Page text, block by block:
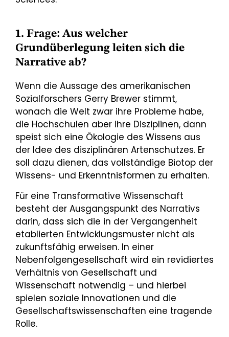
1. Frage: Aus welcher
Grundüberlegung leiten sich die
Narrative ab?
Wenn die Aussage des amerikanischen
Sozialforschers Gerry Brewer stimmt,
wonach die Welt zwar ihre Probleme habe,
die Hochschulen aber ihre Disziplinen, dann
speist sich eine Ökologie des Wissens aus
der Idee des disziplinären Artenschutzes. Er
soll dazu dienen, das vollständige Biotop der
Wissens- und Erkenntnisformen zu erhalten.
Für eine Transformative Wissenschaft
besteht der Ausgangspunkt des Narrativs
darin, dass sich die in der Vergangenheit
etablierten Entwicklungsmuster nicht als
zukunftsfähig erweisen. In einer
Nebenfolgengesellschaft wird ein revidiertes
Verhältnis von Gesellschaft und
Wissenschaft notwendig – und hierbei
spielen soziale Innovationen und die
Gesellschaftswissenschaften eine tragende
Rolle.